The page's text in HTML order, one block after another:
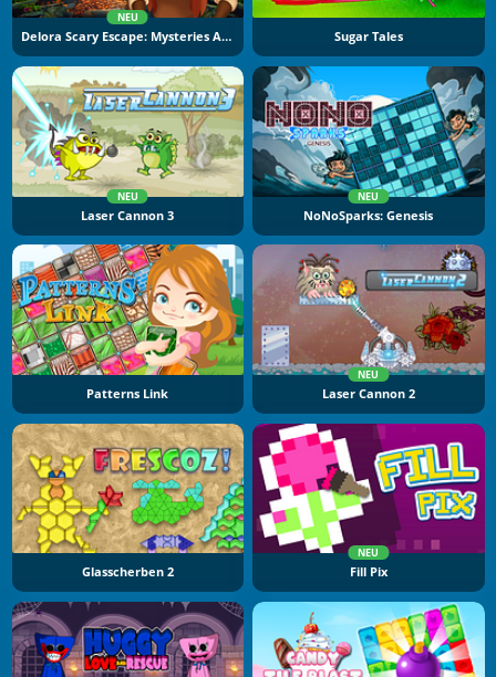
NEU
Delora Scary Escape: Mysteries Adventure Sugar Tales
NEU
Laser Cannon 3
NEU
NoNoSparks: Genesis
Patterns Link
NEU
Laser Cannon 2
Glasscherben 2
NEU
Fill Pix